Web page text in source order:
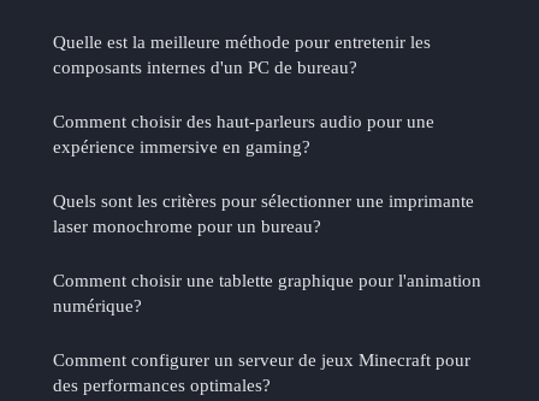
Quelle est la meilleure méthode pour entretenir les
composants internes d'un PC de bureau?
Comment choisir des haut-parleurs audio pour une
expérience immersive en gaming?
Quels sont les critères pour sélectionner une imprimante
laser monochrome pour un bureau?
Comment choisir une tablette graphique pour l'animation
numérique?
Comment configurer un serveur de jeux Minecraft pour
des performances optimales?